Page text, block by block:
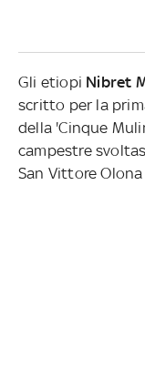
Gli etiopi Nibret
scritto per la
della 'Cinque
campestre
San Vittore Olona